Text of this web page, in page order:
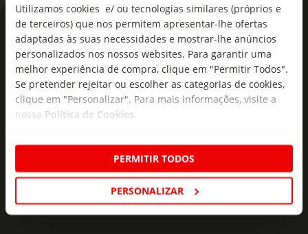
Utilizamos cookies e/ ou tecnologias similares (próprios e
de terceiros) que nos permitem apresentar-lhe ofertas
adaptadas às suas necessidades e mostrar-lhe anúncios
personalizados nos nossos websites. Para garantir uma
melhor experiência de compra, clique em "Permitir Todos".
Se pretender rejeitar ou escolher as categorias de cookies,
clique em "Personalizar". Para mais informações, visite a
nossa Política de Cookies
PERMITIR TODOS
PERSONALIZAR
Sortido:
Não
As novidades mais frescas no
seu e-mail!
Subscreva e descubra campanhas exclusivas,
ofertas e novidades para si.
Insira o seu e-